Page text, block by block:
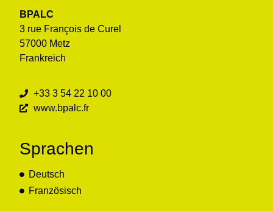
BPALC
3 rue François de Curel
57000 Metz
Frankreich
+33 3 54 22 10 00
www.bpalc.fr
Sprachen
Deutsch
Französisch